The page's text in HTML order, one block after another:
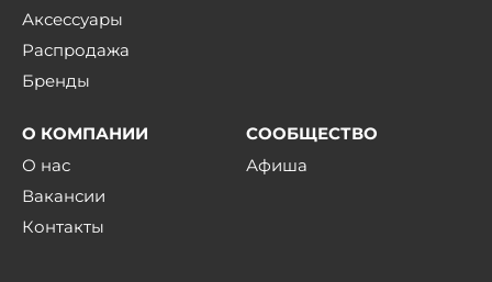
Аксессуары
Распродажа
Бренды
О КОМПАНИИ
О нас
Вакансии
Контакты
СООБЩЕСТВО
Афиша